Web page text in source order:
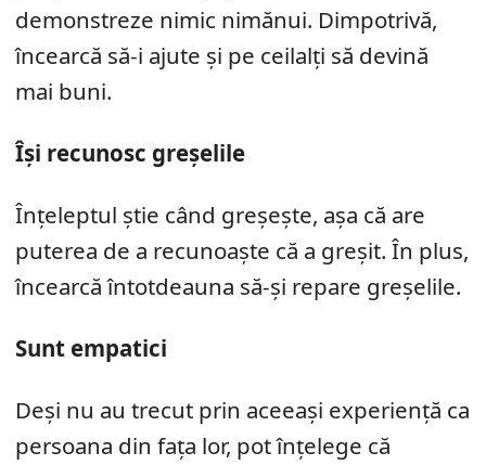
demonstreze nimic nimănui. Dimpotrivă,
încearcă să-i ajute și pe ceilalți să devină
mai buni.
Își recunosc greșelile
Înțeleptul știe când greșește, așa că are
puterea de a recunoaște că a greșit. În plus,
încearcă întotdeauna să-și repare greșelile.
Sunt empatici
Deși nu au trecut prin aceeași experiență ca
persoana din fața lor, pot înțelege că